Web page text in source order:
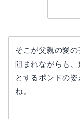
そこが父親の愛
阻まれながらも
とするポンドの
ね。